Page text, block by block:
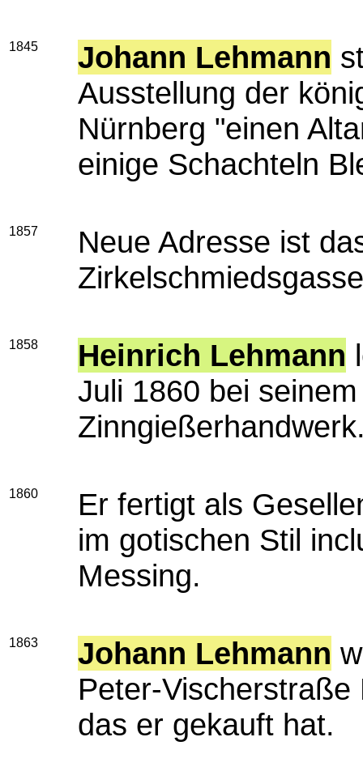
1845 Johann Lehmann
Ausstellung der
Nürnberg "einen
einige Schachteln
1857
Neue Adresse ist
1858 Heinrich Lehmann
Juli 1860 bei
1860
Er fertigt als
im gotischen Stil
Messing.
1863 Johann Lehmann
Peter-
das er gekauft hat.